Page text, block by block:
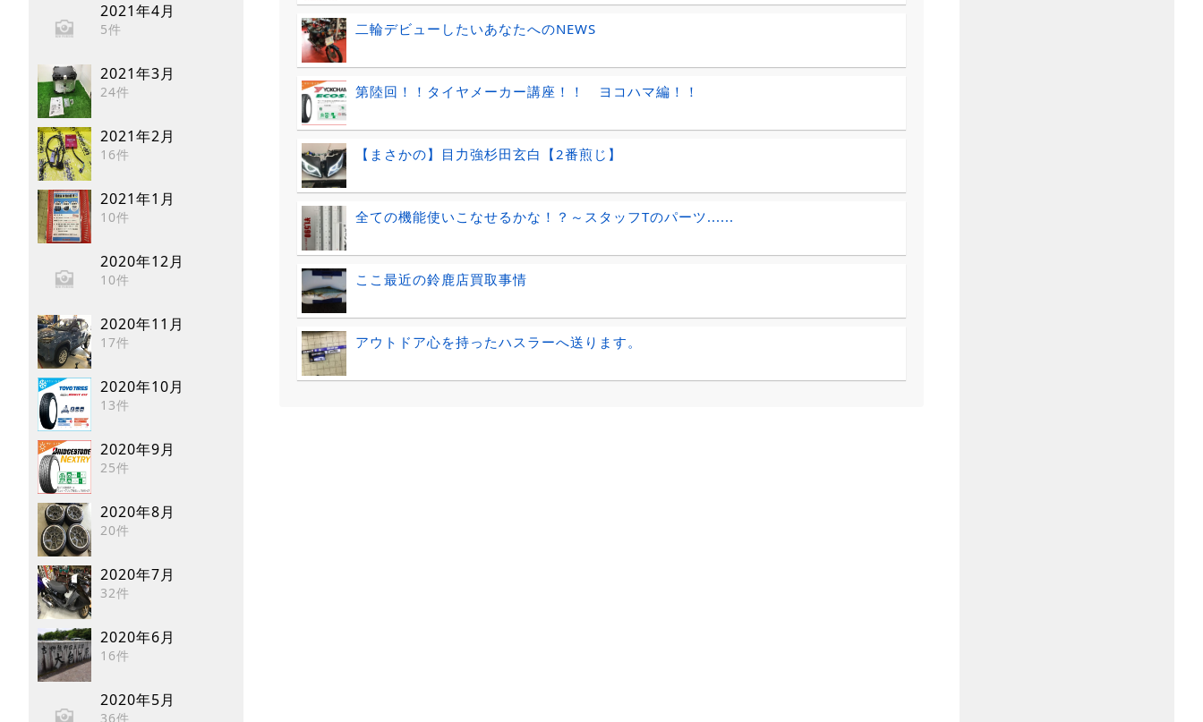
2021年4月
5件
2021年3月
24件
2021年2月
16件
2021年1月
10件
2020年12月
10件
2020年11月
17件
2020年10月
13件
2020年9月
25件
2020年8月
20件
2020年7月
32件
2020年6月
16件
2020年5月
36件
二輪デビューしたいあなたへのNEWS
第陸回！！タイヤメーカー講座！！ ヨコハマ編！！
【まさかの】目力強杉田玄白【2番煎じ】
全ての機能使いこなせるかな！？～スタッフTのパーツ......
ここ最近の鈴鹿店買取事情
アウトドア心を持ったハスラーへ送ります。